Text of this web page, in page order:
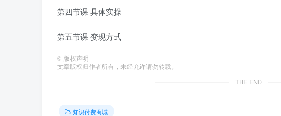
第四节课 具体实操
第五节课 变现方式
© 版权声明
文章版权归作者所有，未经允许请勿转载。
THE END
知识付费商城